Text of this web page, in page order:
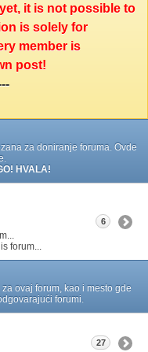
it is not possible to
is solely for
member is
post!
za doniranje foruma. Ovde
HVALA!
forum...
6
ovaj forum, kao i mesto gde
forumi.
27